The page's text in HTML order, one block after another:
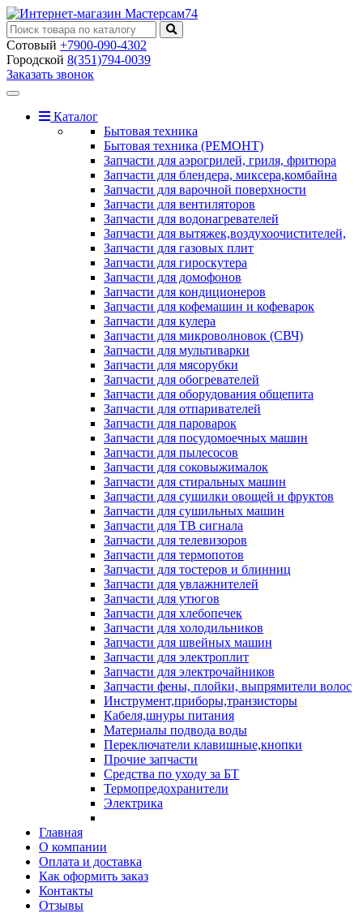
Сотовый +7900-090-4302
Городской 8(351)794-0039
Заказать звонок
Toggle
navigationКаталог
Бытовая техника
Бытовая техника (РЕМОНТ)
Запчасти для аэрогрилей, гриля, фритюра
Запчасти для блендера, миксера,комбайна
Запчасти для варочной поверхности
Запчасти для вентиляторов
Запчасти для водонагревателей
Запчасти для вытяжек,воздухоочистителей,
Запчасти для газовых плит
Запчасти для гироскутера
Запчасти для домофонов
Запчасти для кондиционеров
Запчасти для кофемашин и кофеварок
Запчасти для кулера
Запчасти для микроволновок (СВЧ)
Запчасти для мультиварки
Запчасти для мясорубки
Запчасти для обогревателей
Запчасти для оборудования общепита
Запчасти для отпаривателей
Запчасти для пароварок
Запчасти для посудомоечных машин
Запчасти для пылесосов
Запчасти для соковыжималок
Запчасти для стиральных машин
Запчасти для сушилки овощей и фруктов
Запчасти для сушильных машин
Запчасти для ТВ сигнала
Запчасти для телевизоров
Запчасти для термопотов
Запчасти для тостеров и блинниц
Запчасти для увлажнителей
Запчасти для утюгов
Запчасти для хлебопечек
Запчасти для холодильников
Запчасти для швейных машин
Запчасти для электроплит
Запчасти для электрочайников
Запчасти фены, плойки, выпрямители волос
Инструмент,приборы,транзисторы
Кабеля,шнуры питания
Материалы подвода воды
Переключатели клавишные,кнопки
Прочие запчасти
Средства по уходу за БТ
Термопредохранители
Электрика
Главная
О компании
Оплата и доставка
Как оформить заказ
Контакты
Отзывы